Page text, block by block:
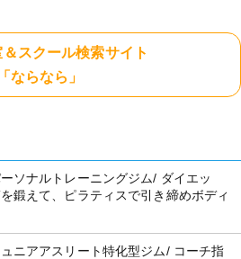
スクール検索サイト
「ならなら」
ソナルトレーニングジム/ ダイエッ
鍛えて、ピラティスで引き締めボディ
ニアアスリート特化型ジム/ コーチ指